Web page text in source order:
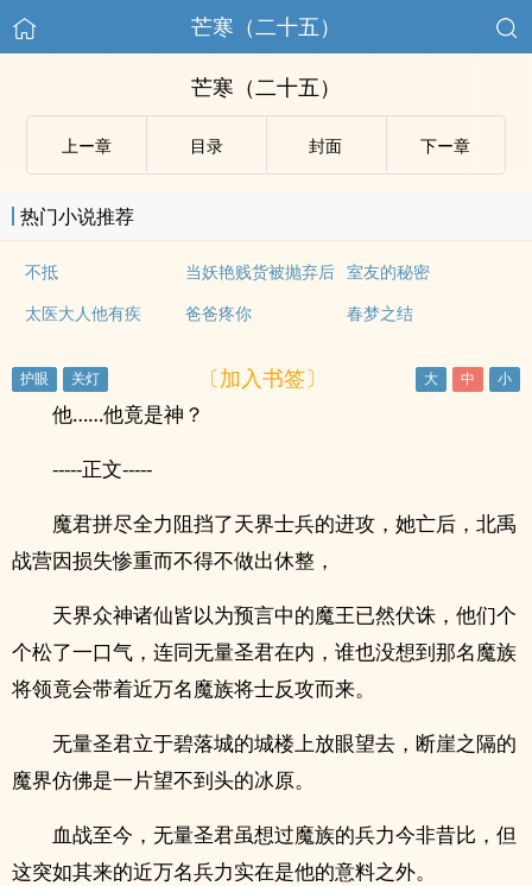
芒寒（二十五）
芒寒（二十五）
上ー章 目录 封面 下ー章
热门小说推荐
不抵 当妖艳贱货被抛弃后 室友的秘密
太医大人他有疾
爸爸疼你 春梦之结
〔加入书签〕
他……他竟是神？
-----正文-----
魔君拼尽全力阻挡了天界士兵的进攻，她亡后，北禹
战营因损失惨重而不得不做出休整，
天界众神诸仙皆以为预言中的魔王已然伏诛，他们个
个松了一口气，连同无量圣君在内，谁也没想到那名魔族
将领竟会带着近万名魔族将士反攻而来。
无量圣君立于碧落城的城楼上放眼望去，断崖之隔的
魔界仿佛是一片望不到头的冰原。
血战至今，无量圣君虽想过魔族的兵力今非昔比，但
这突如其来的近万名兵力实在是他的意料之外。